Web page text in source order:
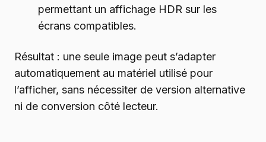
permettant un affichage HDR sur les
écrans compatibles.
Résultat : une seule image peut s’adapter
automatiquement au matériel utilisé pour
l’afficher, sans nécessiter de version alternative
ni de conversion côté lecteur.